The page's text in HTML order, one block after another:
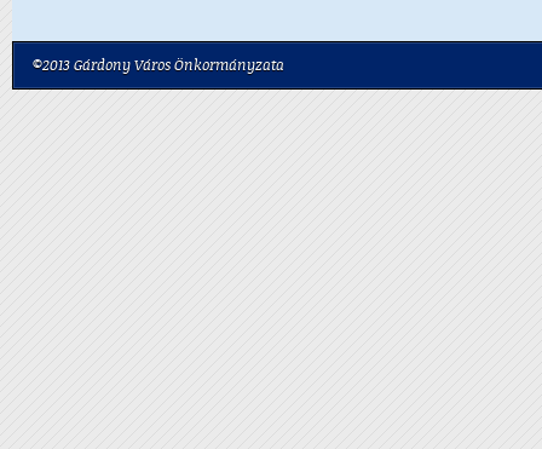
©2013 Gárdony Város Önkormányzata